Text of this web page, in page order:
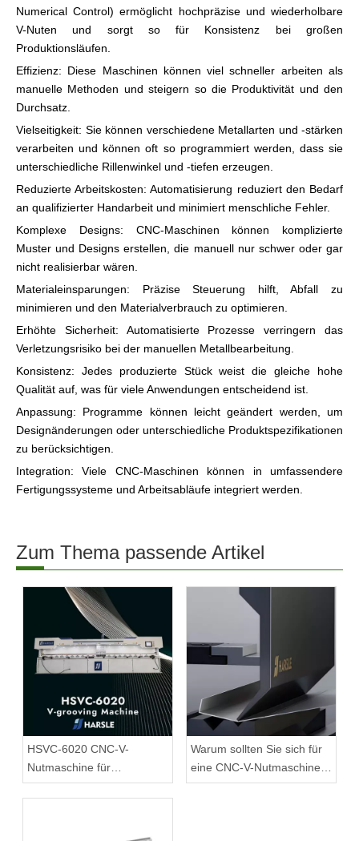
Numerical Control) ermöglicht hochpräzise und wiederholbare
V-Nuten und sorgt so für Konsistenz bei großen
Produktionsläufen.
Effizienz: Diese Maschinen können viel schneller arbeiten als
manuelle Methoden und steigern so die Produktivität und den
Durchsatz.
Vielseitigkeit: Sie können verschiedene Metallarten und -stärken
verarbeiten und können oft so programmiert werden, dass sie
unterschiedliche Rillenwinkel und -tiefen erzeugen.
Reduzierte Arbeitskosten: Automatisierung reduziert den Bedarf
an qualifizierter Handarbeit und minimiert menschliche Fehler.
Komplexe Designs: CNC-Maschinen können komplizierte
Muster und Designs erstellen, die manuell nur schwer oder gar
nicht realisierbar wären.
Materialeinsparungen: Präzise Steuerung hilft, Abfall zu
minimieren und den Materialverbrauch zu optimieren.
Erhöhte Sicherheit: Automatisierte Prozesse verringern das
Verletzungsrisiko bei der manuellen Metallbearbeitung.
Konsistenz: Jedes produzierte Stück weist die gleiche hohe
Qualität auf, was für viele Anwendungen entscheidend ist.
Anpassung: Programme können leicht geändert werden, um
Designänderungen oder unterschiedliche Produktspezifikationen
zu berücksichtigen.
Integration: Viele CNC-Maschinen können in umfassendere
Fertigungssysteme und Arbeitsabläufe integriert werden.
Zum Thema passende Artikel
HSVC-6020 CNC-V-
Nutmaschine für
Blechanwendungen
Warum sollten Sie sich für
eine CNC-V-Nutmaschine
für Bleche entscheiden?